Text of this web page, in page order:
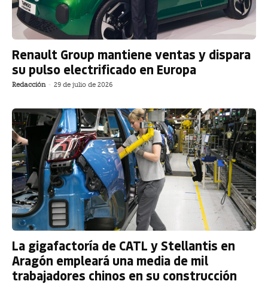
Renault Group mantiene ventas y dispara
su pulso electrificado en Europa
Redacción - 29 de julio de 2026
La gigafactoría de CATL y Stellantis en
Aragón empleará una media de mil
trabajadores chinos en su construcción